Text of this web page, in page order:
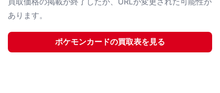
あります。
ポケモンカードの買取表を見る